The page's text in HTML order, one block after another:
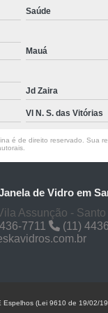
Saúde
Mauá
Jd Zaira
Vl N. S. das Vitórias
é de direito reservado. Sua
.
de Vidro em
Assunção - Santo
7711 (11)
Espelhos (Lei 9610 de 19/02/